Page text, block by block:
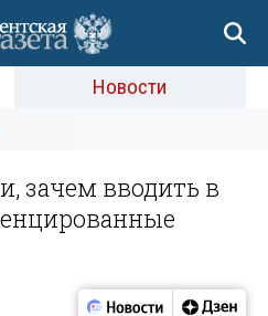
Новости
зачем вводить в